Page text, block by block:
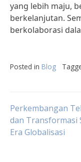
yang lebih maju,
berkelanjutan.
berkolaborasi
Posted in Blog
Post
Perkembangan
dan Transformasi
Era Globalisasi